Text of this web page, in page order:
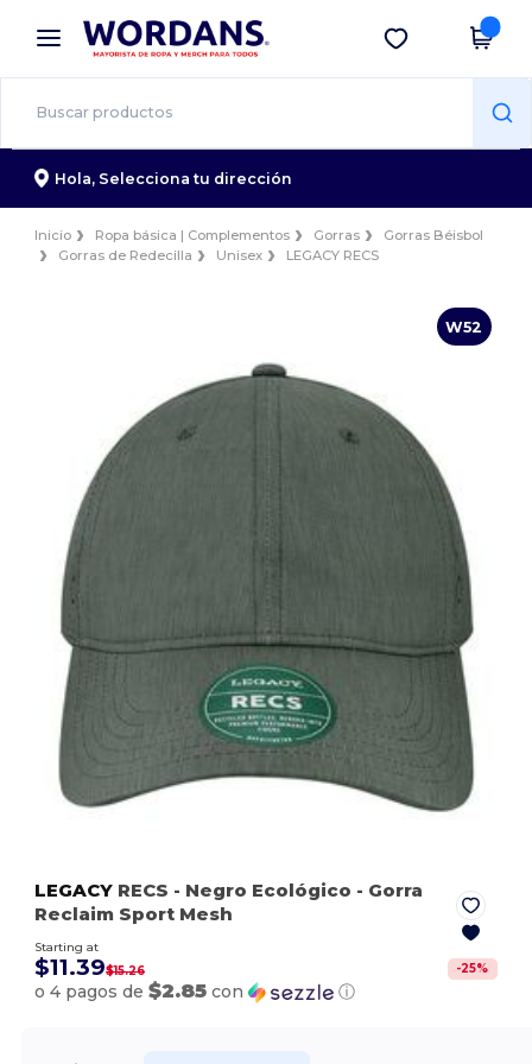
× App de Wordans
¡Mejores precios en app!
Descargar app
Hola, Selecciona tu dirección
Inicio Ropa básica | Complementos Gorras
Gorras Béisbol
Gorras de Redecilla
Unisex LEGACY RECS
W52
LEGACY RECS - Negro Ecológico - Gorra
Reclaim Sport Mesh
Starting at
$11.39$15.26 -25%
o 4 pagos de$2.85 con ⓘ